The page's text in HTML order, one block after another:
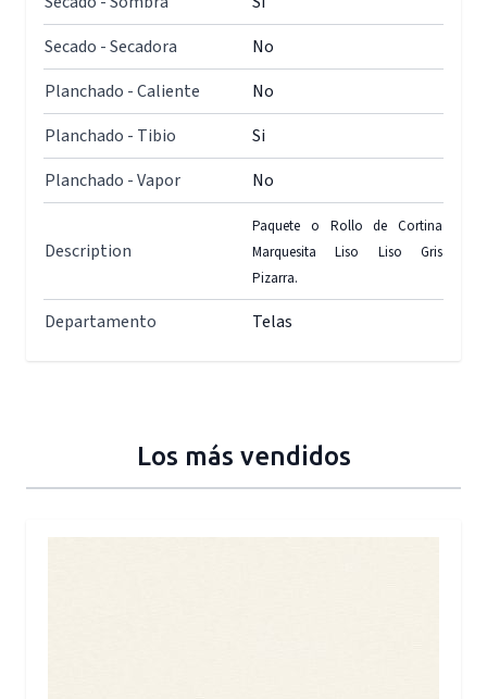
Secado - Secadora
No
Planchado - Caliente
No
Planchado - Tibio
Si
Planchado - Vapor
No
Description
Paquete o Rollo de Cortina
Marquesita Liso Liso Gris
Pizarra.
Departamento Telas
Los más vendidos